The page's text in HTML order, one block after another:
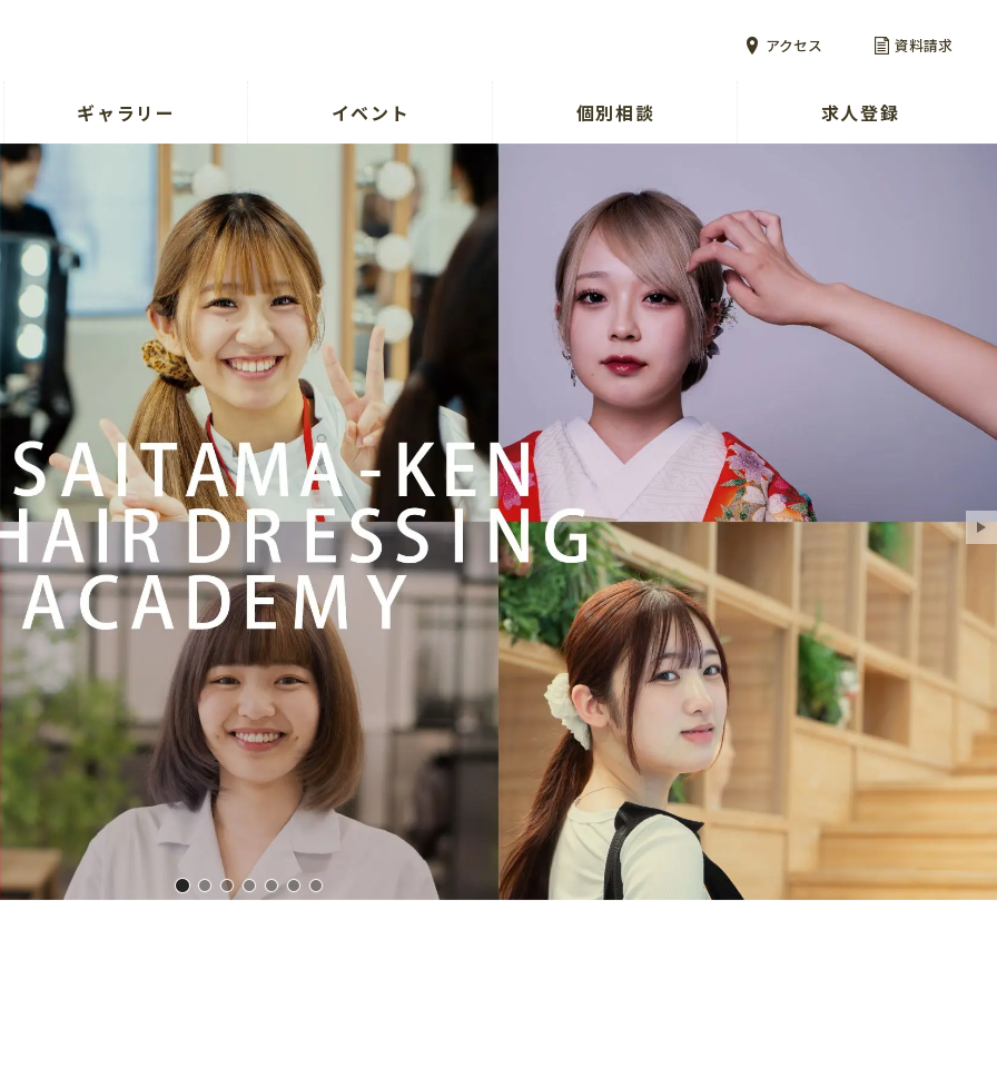
アクセス 資料請求
ギャラリー イベント 個別相談 求人登録
埼玉県理容美容専門学校001
埼玉県理容美容専門学校002
埼玉県理容美容専門学校003
埼玉県理容美容専門学校004
埼玉県理容美容専門学校005
埼玉県理容美容専門学校006
埼玉県理容美容専門学校007